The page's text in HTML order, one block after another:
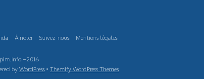
À noter Suivez-nous Mentions légales
–2016
by WordPress • Themify WordPress Themes